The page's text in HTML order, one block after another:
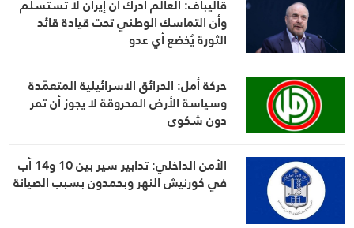
قاليباف: العالم أدرك أن إيران لا تستسلم
وأن التماسك الوطني تحت قيادة قائد
الثورة يُخضع أي عدو
حركة أمل: الحرائق الاسرائيلية المتعمّدة
وسياسة الأرض المحروقة لا يجوز أن تمر
دون شكوى
الأمن الداخلي: تدابير سير بين 10 و14 آب
في كورنيش النهر وبحمدون بسبب الصيانة